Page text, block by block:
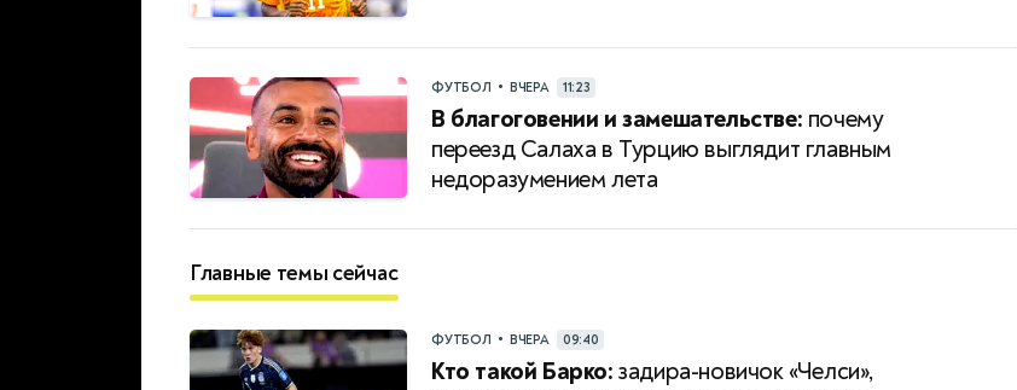
ФУТБОЛ • ВЧЕРА 11:23
В благоговении и замешательстве: почему
переезд Салаха в Турцию выглядит главным
недоразумением лета
Главные темы сейчас
ФУТБОЛ • ВЧЕРА 09:40
Кто такой Барко: задира-новичок «Челси»,